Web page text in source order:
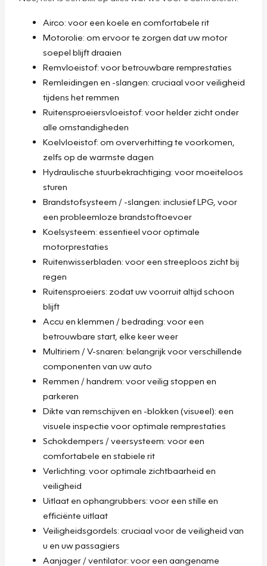
Airco: voor een koele en comfortabele rit
Motorolie: om ervoor te zorgen dat uw motor
soepel blijft draaien
Remvloeistof: voor betrouwbare remprestaties
Remleidingen en -slangen: cruciaal voor veiligheid
tijdens het remmen
Ruitensproeiersvloeistof: voor helder zicht onder
alle omstandigheden
Koelvloeistof: om oververhitting te voorkomen,
zelfs op de warmste dagen
Hydraulische stuurbekrachtiging: voor moeiteloos
sturen
Brandstofsysteem / -slangen: inclusief LPG, voor
een probleemloze brandstoftoevoer
Koelsysteem: essentieel voor optimale
motorprestaties
Ruitenwisserbladen: voor een streeploos zicht bij
regen
Ruitensproeiers: zodat uw voorruit altijd schoon
blijft
Accu en klemmen / bedrading: voor een
betrouwbare start, elke keer weer
Multiriem / V-snaren: belangrijk voor verschillende
componenten van uw auto
Remmen / handrem: voor veilig stoppen en
parkeren
Dikte van remschijven en -blokken (visueel): een
visuele inspectie voor optimale remprestaties
Schokdempers / veersysteem: voor een
comfortabele en stabiele rit
Verlichting: voor optimale zichtbaarheid en
veiligheid
Uitlaat en ophangrubbers: voor een stille en
efficiënte uitlaat
Veiligheidsgordels: cruciaal voor de veiligheid van
u en uw passagiers
Aanjager / ventilator: voor een aangename